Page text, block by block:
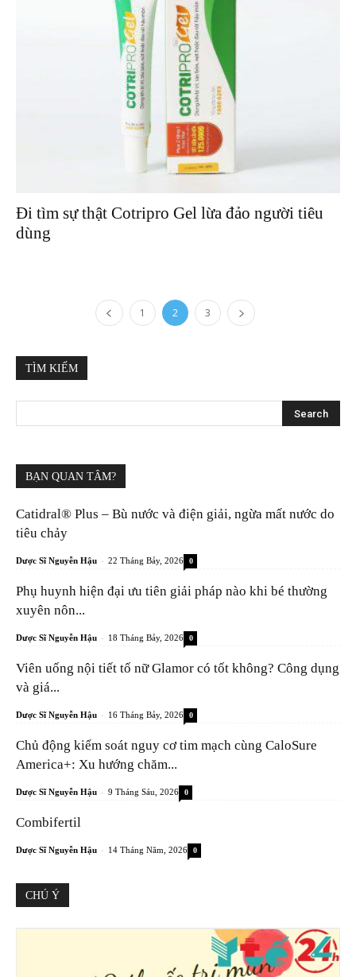
Đi tìm sự thật Cotripro Gel lừa đảo người tiêu
dùng
1 2 3
TÌM KIẾM
BẠN QUAN TÂM?
Catidral® Plus – Bù nước và điện giải, ngừa mất nước do
tiêu chảy
Dược Sĩ Nguyễn Hậu - 22 Tháng Bảy, 2026 0
Phụ huynh hiện đại ưu tiên giải pháp nào khi bé thường
xuyên nôn...
Dược Sĩ Nguyễn Hậu - 18 Tháng Bảy, 2026 0
Viên uống nội tiết tố nữ Glamor có tốt không? Công dụng
và giá...
Dược Sĩ Nguyễn Hậu - 16 Tháng Bảy, 2026 0
Chủ động kiểm soát nguy cơ tim mạch cùng CaloSure
America+: Xu hướng chăm...
Dược Sĩ Nguyễn Hậu - 9 Tháng Sáu, 2026 0
Combifertil
Dược Sĩ Nguyễn Hậu - 14 Tháng Năm, 2026 0
CHÚ Ý